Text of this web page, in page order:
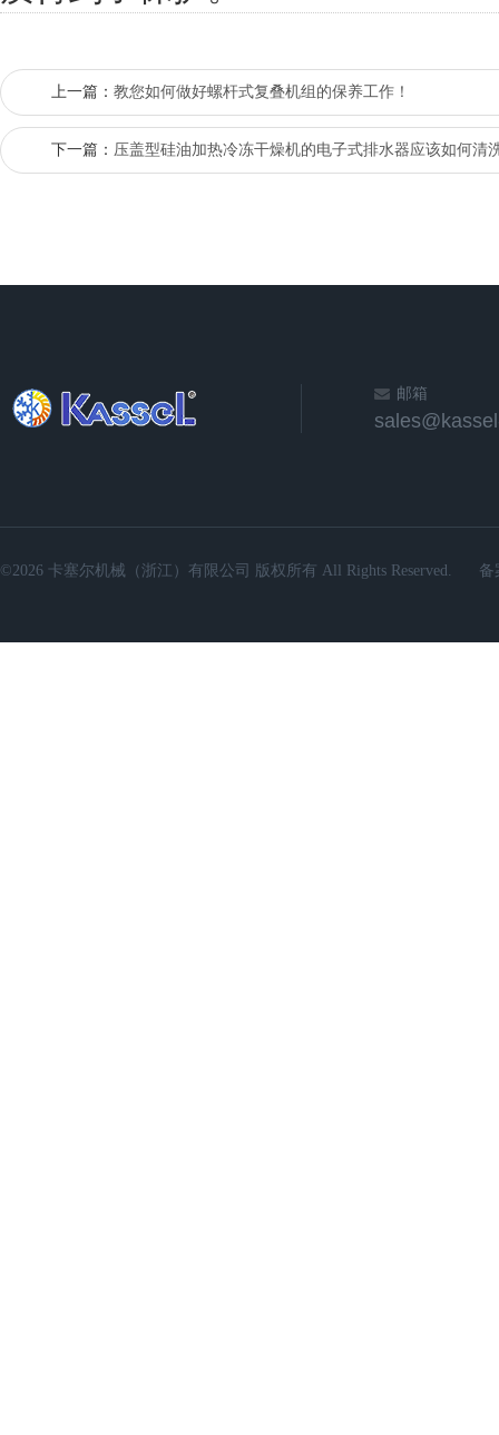
上一篇： 教您如何做好螺杆式复叠机组的保养工作！
下一篇： 压盖型硅油加热冷冻干燥机的电子式排水器应该如何清
邮箱
©2026 卡塞尔机械（浙江）有限公司 版权所有 All Rights Reserved. 备